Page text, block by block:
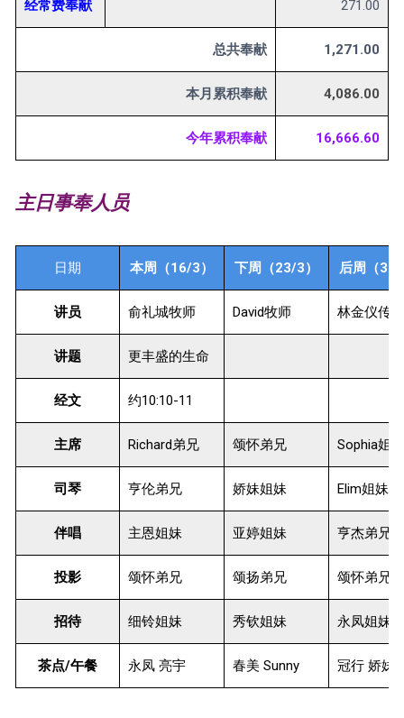
经常费奉献 271.00
总共奉献 1,271.00
本月累积奉献 4,086.00
今年累积奉献 16,666.60
主日事奉人员
日期 本周（16/3） 下周（23/3） 后周（30/
讲员 俞礼城牧师 David牧师 林金仪传道
讲题 更丰盛的生命
经文 约10:10-11
主席 Richard弟兄 颂怀弟兄 Sophia姐妹
司琴 亨伦弟兄 娇妹姐妹 Elim姐妹
伴唱 主恩姐妹 亚婷姐妹 亨杰弟兄
投影 颂怀弟兄 颂扬弟兄 颂怀弟兄
招待 细铃姐妹 秀钦姐妹 永凤姐妹
茶点/午餐 永凤 亮宇 春美 Sunny 冠行 娇妹